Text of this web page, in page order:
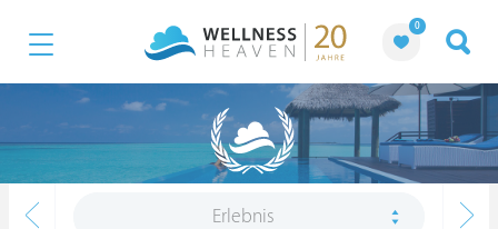
0
Erlebnis